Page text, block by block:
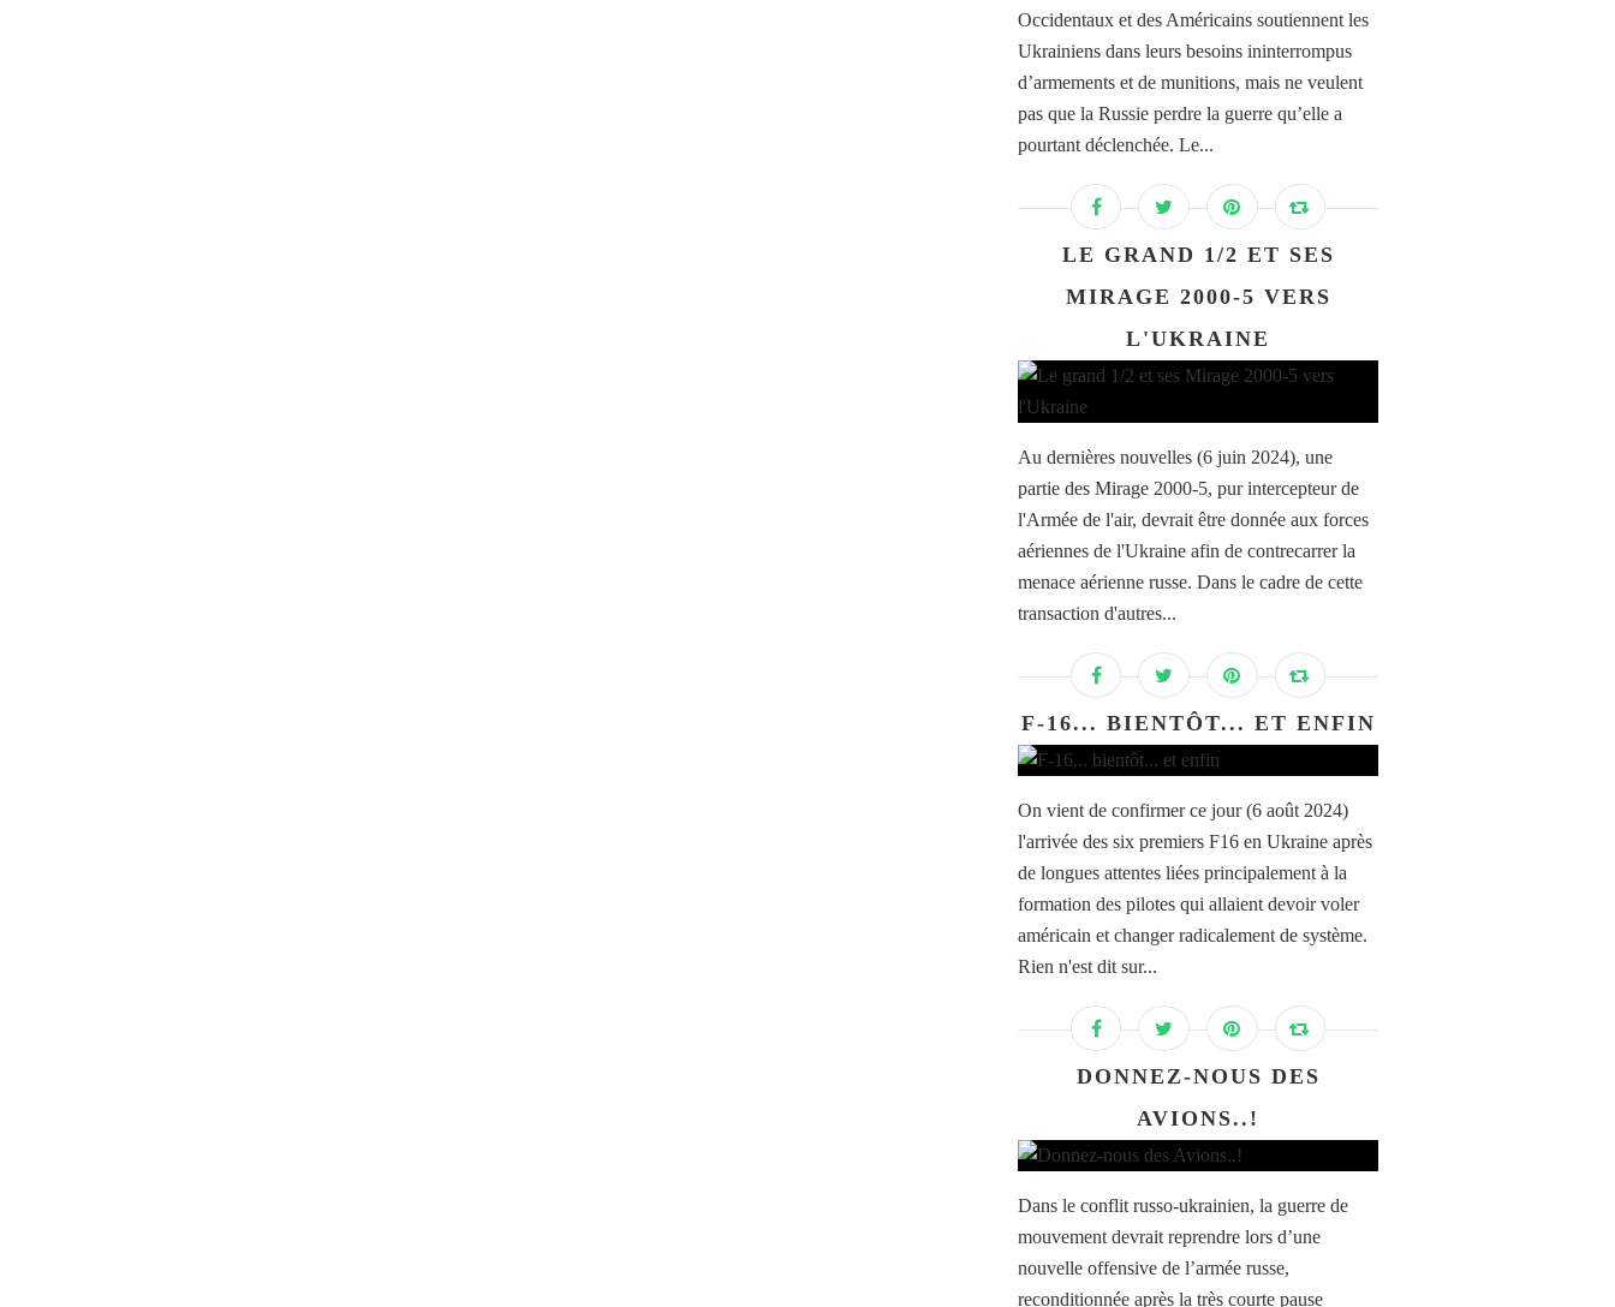
Occidentaux et des Américains soutiennent les
Ukrainiens dans leurs besoins ininterrompus
d’armements et de munitions, mais ne veulent
pas que la Russie perdre la guerre qu’elle a
pourtant déclenchée. Le...
LE GRAND 1/2 ET SES
MIRAGE 2000-5 VERS
L'UKRAINE
Au dernières nouvelles (6 juin 2024), une
partie des Mirage 2000-5, pur intercepteur de
l'Armée de l'air, devrait être donnée aux forces
aériennes de l'Ukraine afin de contrecarrer la
menace aérienne russe. Dans le cadre de cette
transaction d'autres...
F-16... BIENTÔT... ET ENFIN
On vient de confirmer ce jour (6 août 2024)
l'arrivée des six premiers F16 en Ukraine après
de longues attentes liées principalement à la
formation des pilotes qui allaient devoir voler
américain et changer radicalement de système.
Rien n'est dit sur...
DONNEZ-NOUS DES
AVIONS..!
Dans le conflit russo-ukrainien, la guerre de
mouvement devrait reprendre lors d’une
nouvelle offensive de l’armée russe,
reconditionnée après la très courte pause